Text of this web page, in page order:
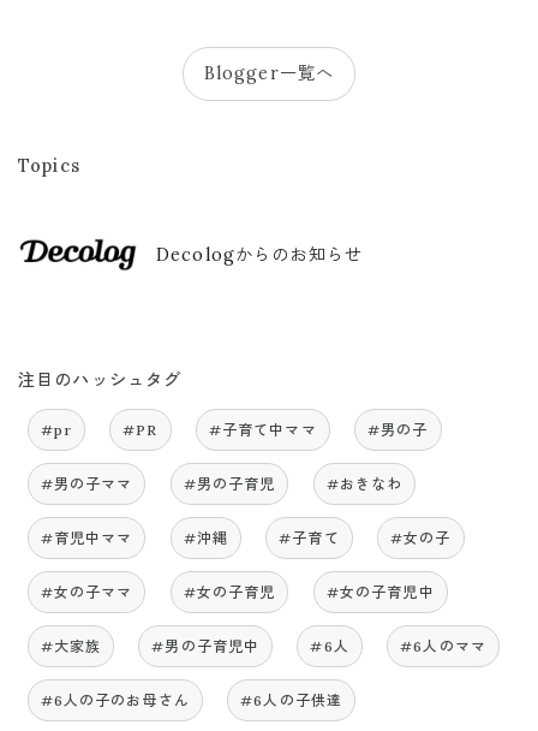
Blogger一覧へ
Topics
Decologからのお知らせ
注目のハッシュタグ
#pr #PR #子育て中ママ #男の子
#男の子ママ #男の子育児 #おきなわ
#育児中ママ #沖縄 #子育て #女の子
#女の子ママ #女の子育児 #女の子育児中
#大家族 #男の子育児中 #6人 #6人のママ
#6人の子のお母さん #6人の子供達